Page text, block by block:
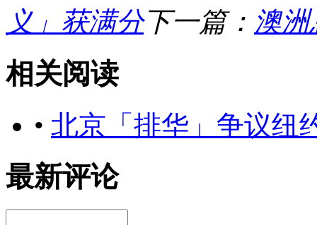
义」获满分下一篇： 澳
相关阅读
• 北京「排华」争议纽
最新评论